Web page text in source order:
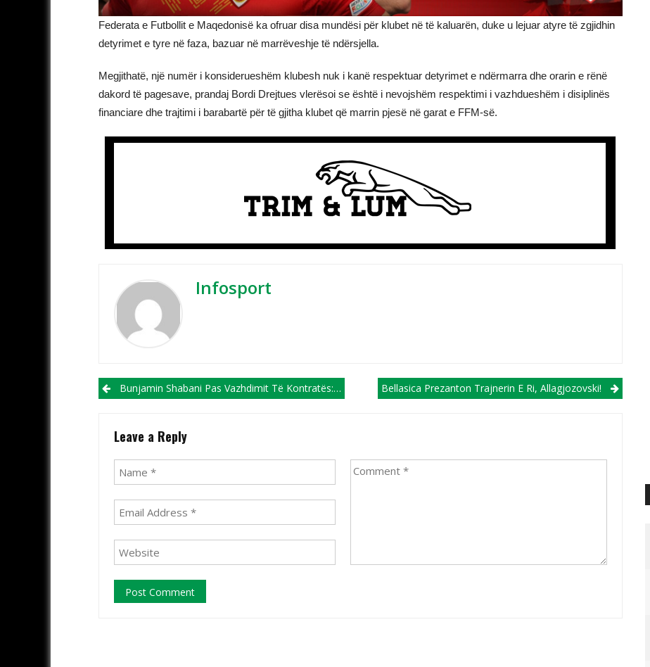
Federata e Futbollit e Maqedonisë ka ofruar disa mundësi për klubet në të kaluarën, duke u lejuar atyre të zgjidhin
detyrimet e tyre në faza, bazuar në marrëveshje të ndërsjella.
Megjithatë, një numër i konsiderueshëm klubesh nuk i kanë respektuar detyrimet e ndërmarra dhe orarin e rënë
dakord të pagesave, prandaj Bordi Drejtues vlerësoi se është i nevojshëm respektimi i vazhdueshëm i disiplinës
financiare dhe trajtimi i barabartë për të gjitha klubet që marrin pjesë në garat e FFM-së.
Infosport
Post navigation
Bunjamin Shabani Pas Vazhdimit Të Kontratës: Dua Ta Mbyll Karrierën Te Struga Trim Lum Bellasica Prezanton Trajnerin E Ri, Allagjozovski!
Leave a Reply